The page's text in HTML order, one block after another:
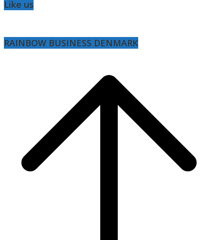
Like us
RAINBOW BUSINESS DENMARK